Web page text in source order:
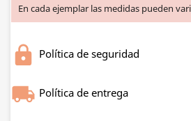
En cada ejemplar las medidas pueden
Política de seguridad
Política de entrega